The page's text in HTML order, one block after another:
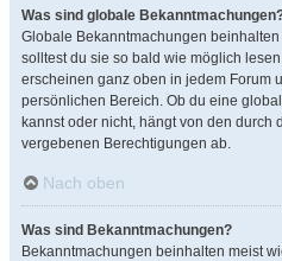
Was sind globale
Globale Bekanntmachungen
solltest du sie so bald wie möglich
erscheinen ganz oben in jedem Forum
persönlichen Bereich. Ob du eine
kannst oder nicht, hängt von den durch
vergebenen Berechtigungen ab.
Nach oben
Was sind Bekanntmachungen?
Bekanntmachungen beinhalten meist